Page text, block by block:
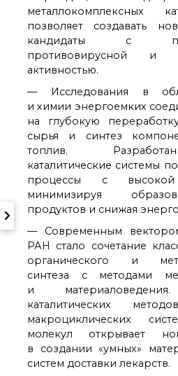
металлокомплексных
позволяет создавать
кандидаты с
противовирусной и
активностью.
— Исследования в
и химии энергоемких
на глубокую
сырья и синтез
топлив.
каталитические системы
процессы с высокой
минимизируя
продуктов и снижая
— Современным
РАН стало сочетание
органического и
синтеза с методами
и
каталитических
макроциклических
молекул открывает
в создании «умных»
систем доставки лекарств.